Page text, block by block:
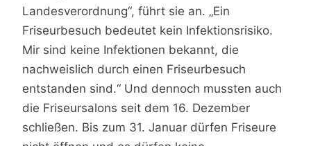
Landesverordnung“, führt sie an. „Ein
Friseurbesuch bedeutet kein Infektionsrisiko.
Mir sind keine Infektionen bekannt, die
nachweislich durch einen Friseurbesuch
entstanden sind.“ Und dennoch mussten auch
die Friseursalons seit dem 16. Dezember
schließen. Bis zum 31. Januar dürfen Friseure